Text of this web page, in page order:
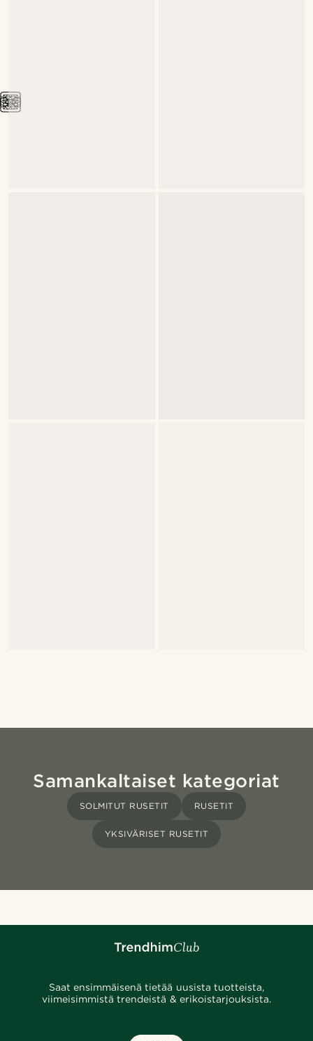
Samankaltaiset kategoriat
SOLMITUT RUSETIT RUSETIT
YKSIVÄRISET RUSETIT
Saat ensimmäisenä tietää uusista tuotteista,
viimeisimmistä trendeistä & erikoistarjouksista.